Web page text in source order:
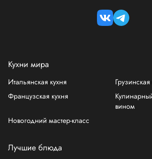
Кухни мира
Итальянская кухня
Грузинская
Французская кухня
вином
Новогодний мастер-класс
Лучшие блюда